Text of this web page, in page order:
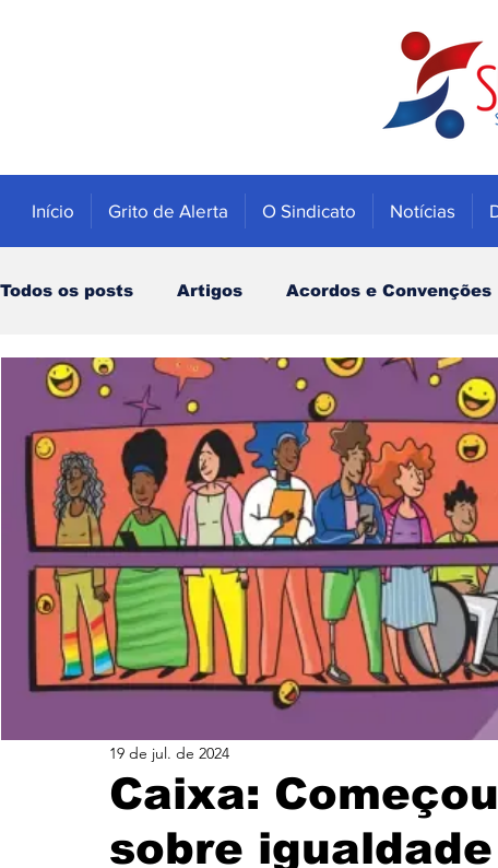
Início Grito de Alerta O Sindicato Notícias
Todos os posts Artigos Acordos e Convenções
Educação Trabalhadores Economia
Notícias Caixa Banco do Brasil INSS
Santander Eventos História Itaú
CUT FEEB Banco do Nordeste
Caixa:
sobre
19 de jul. de 2024